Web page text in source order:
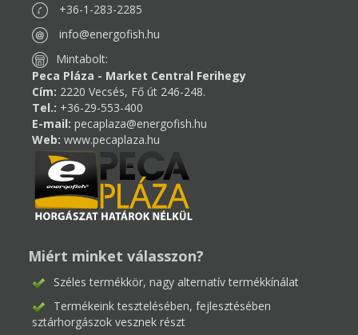
+36-1-283-2285
info@energofish.hu
Mintabolt:
Peca Pláza - Market Central Ferihegy
Cím: 2220 Vecsés, Fő út 246-248.
Tel.: +36-29-553-400
E-mail: pecaplaza@energofish.hu
Web: www.pecaplaza.hu
Miért minket válasszon?
Széles termékkör, nagy alternatív termékkínálat
Termékeink tesztelésében, fejlesztésében
sztárhorgászok vesznek részt